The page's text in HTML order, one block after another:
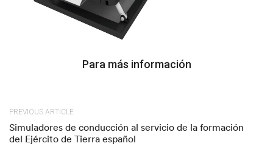
Para más información
PREVIOUS ARTICLE
Simuladores de conducción al servicio de la formación
del Ejército de Tierra español